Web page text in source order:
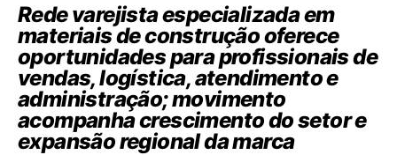
Rede varejista especializada em
materiais de construção oferece
oportunidades para profissionais de
vendas, logística, atendimento e
administração; movimento
acompanha crescimento do setor e
expansão regional da marca